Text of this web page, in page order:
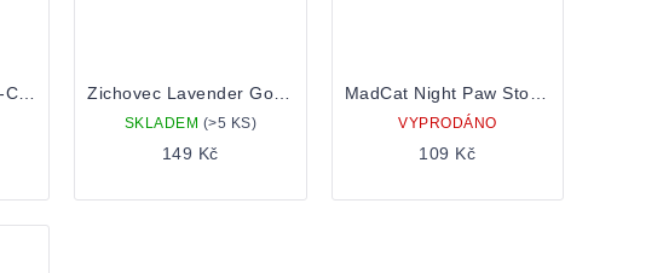
SKLADEM (>5 KS)
149 Kč
VYPRODÁNO
109 Kč